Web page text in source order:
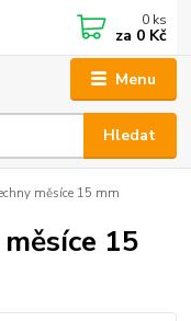
Menu
Hledat
0 ks
za 0 Kč
měsíce 15 mm
15